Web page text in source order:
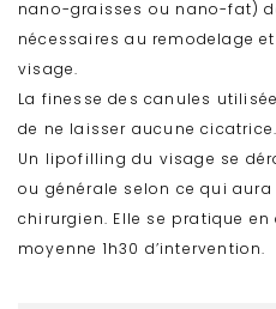
nano-graisses ou nano-fat)
nécessaires au remodelage
visage.
La finesse des canules
de ne laisser aucune cicatrice.
Un lipofilling du visage se
ou générale selon ce qui aura
chirurgien. Elle se pratique
moyenne 1h30 d’intervention.